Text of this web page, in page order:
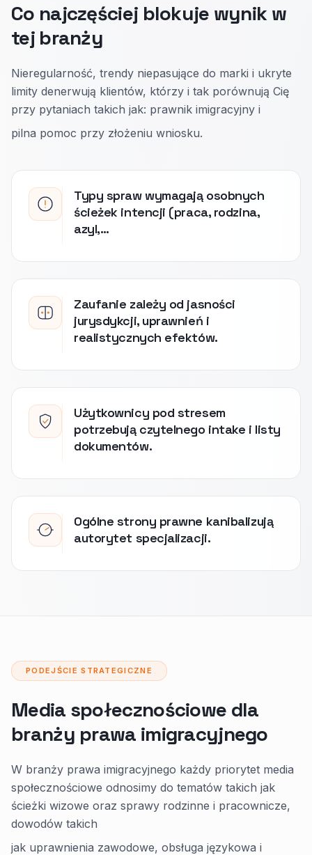
Co najczęściej blokuje wynik w
tej branży
Nieregularność, trendy niepasujące do marki i ukryte
limity denerwują klientów, którzy i tak porównują Cię
przy pytaniach takich jak: prawnik imigracyjny i
pilna pomoc przy złożeniu wniosku.
Typy spraw wymagają osobnych
ścieżek intencji (praca, rodzina,
azyl,…
Zaufanie zależy od jasności
jurysdykcji, uprawnień i
realistycznych efektów.
Użytkownicy pod stresem
potrzebują czytelnego intake i listy
dokumentów.
Ogólne strony prawne kanibalizują
autorytet specjalizacji.
PODEJŚCIE STRATEGICZNE
Media społecznościowe dla
branży prawa imigracyjnego
W branży prawa imigracyjnego każdy priorytet media
społecznościowe odnosimy do tematów takich jak
ścieżki wizowe oraz sprawy rodzinne i pracownicze,
dowodów takich
jak uprawnienia zawodowe, obsługa językowa i